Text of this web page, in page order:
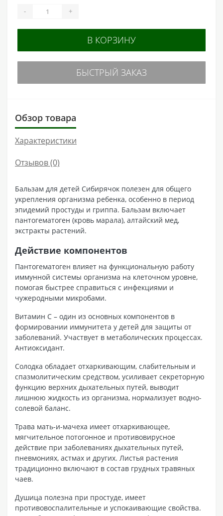
- +
В КОРЗИНУ
БЫСТРЫЙ ЗАКАЗ
Обзор товара
Характеристики
Отзывов (0)
Бальзам для детей Сибирячок полезен для общего
укрепления организма ребенка, особенно в период
эпидемий простуды и гриппа. Бальзам включает
пантогематоген (кровь марала), алтайский мед,
экстракты растений.
Действие компонентов
Пантогематоген влияет на функциональную работу
иммунной системы организма на клеточном уровне,
помогая быстрее справиться с инфекциями и
чужеродными микробами.
Витамин С – один из основных компонентов в
формировании иммунитета у детей для защиты от
заболеваний. Участвует в метаболических процессах.
Антиоксидант.
Солодка обладает отхаркивающим, слабительным и
спазмолитическим средством, усиливает секреторную
функцию верхних дыхательных путей, выводит
лишнюю жидкость из организма, нормализует водно-
солевой баланс.
Трава мать-и-мачеха имеет отхаркивающее,
мягчительное потогонное и противовирусное
действие при заболеваниях дыхательных путей,
пневмониях, астмах и других. Листья растения
традиционно включают в состав грудных травяных
чаев.
Душица полезна при простуде, имеет
противовоспалительные и успокаивающие свойства.